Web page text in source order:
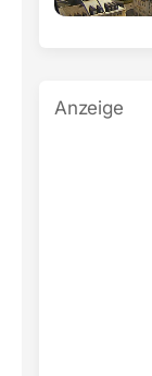
Anzeige